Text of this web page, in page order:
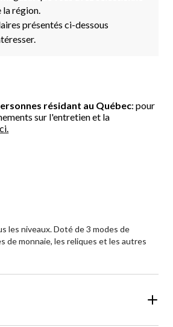
région.
présentés ci-dessous
résidant au Québec: pour
sur l'entretien et la
les niveaux. Doté de 3 modes de
monnaie, les reliques et les autres